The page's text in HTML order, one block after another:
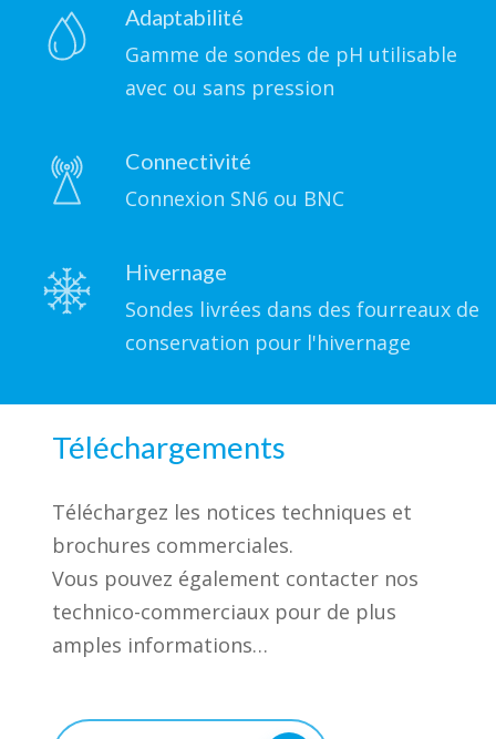
Adaptabilité
Gamme de sondes de pH utilisable
avec ou sans pression
Connectivité
Connexion SN6 ou BNC
Hivernage
Sondes livrées dans des fourreaux de
conservation pour l'hivernage
Téléchargements
Téléchargez les notices techniques et
brochures commerciales.
Vous pouvez également contacter nos
technico-commerciaux pour de plus
amples informations…